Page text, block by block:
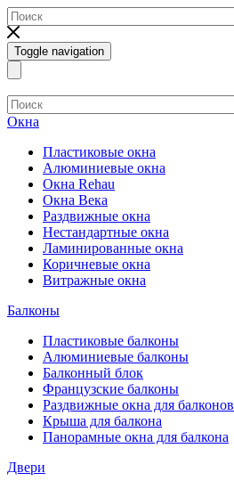
Toggle navigation
Окна
Пластиковые окна
Алюминиевые окна
Окна Rehau
Окна Века
Раздвижные окна
Нестандартные окна
Ламинированные окна
Коричневые окна
Витражные окна
Балконы
Пластиковые балконы
Алюминиевые балконы
Балконный блок
Французские балконы
Раздвижные окна для балконов
Крыша для балкона
Панорамные окна для балкона
Двери